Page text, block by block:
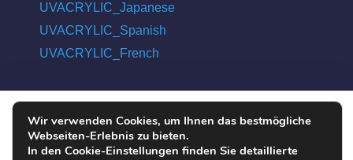
UVACRYLIC_Japanese
UVACRYLIC_Spanish
UVACRYLIC_French
COPYRIGHT © 2004 - 2026 UVPLASTIC MATERIAL TECHNOLOGY
CO., LTD. ALL RIGHTS RESERVED
Wir verwenden Cookies, um Ihnen das bestmögliche
Webseiten-Erlebnis zu bieten.
In den Cookie-Einstellungen finden Sie detaillierte